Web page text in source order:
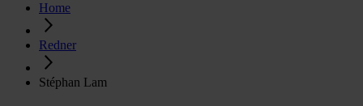
Home
Redner
Stéphan Lam